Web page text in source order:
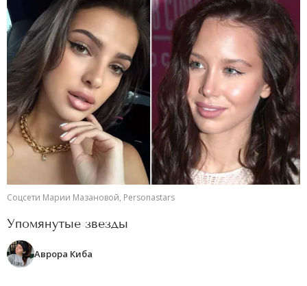
Соцсети Марии Мазановой, Personastars
Упомянутые звезды
Аврора Киба